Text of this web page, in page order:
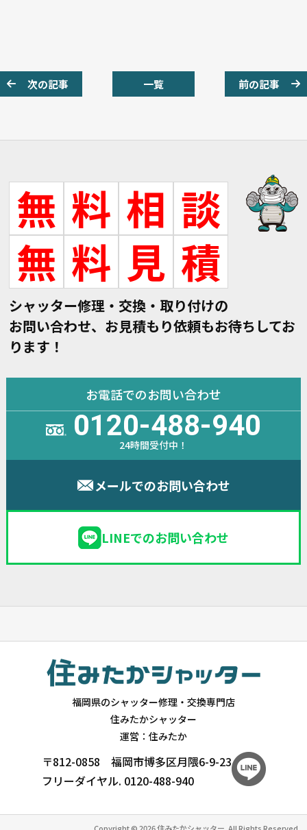
次の記事 一覧 前の記事
無 料 相 談
無 料 見 積
シャッター修理・交換・取り付けの
お問い合わせ、お見積もり依頼もお待ちしてお
ります！
お電話でのお問い合わせ
0120-488-940
24時間受付中！
メールでのお問い合わせ
LINEでのお問い合わせ
福岡県のシャッター修理・交換専門店
住みたかシャッター
運営：住みたか
〒812-0858 福岡市博多区月隈6-9-23
フリーダイヤル. 0120-488-940